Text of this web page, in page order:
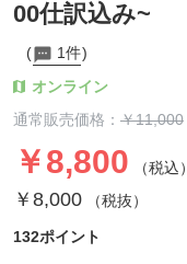
00仕訳込み~
1件
オンライン
通常販売価格： ￥11,000
￥8,800 （税込）
￥8,000（税抜）
132ポイント